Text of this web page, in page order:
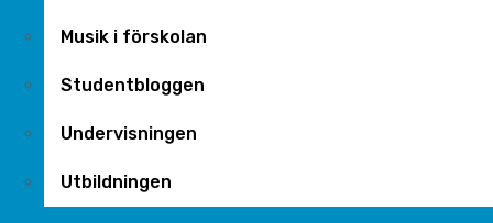
Musik i förskolan
Studentbloggen
Undervisningen
Utbildningen